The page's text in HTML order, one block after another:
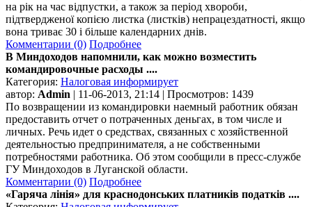
на рік на час відпустки, а також за період хвороби,
підтвердженої копією листка (листків) непрацездатності, якщо
вона триває 30 і більше календарних днів.
Комментарии (0) Подробнее
В Миндоходов напомнили, как можно возместить
командировочные расходы ....
Категория: Налоговая информирует
автор: Admin | 11-06-2013, 21:14 | Просмотров: 1439
По возвращении из командировки наемный работник обязан
предоставить отчет о потраченных деньгах, в том числе и
личных. Речь идет о средствах, связанных с хозяйственной
деятельностью предпринимателя, а не собственными
потребностями работника. Об этом сообщили в пресс-службе
ГУ Миндоходов в Луганской области.
Комментарии (0) Подробнее
«Гаряча лінія» для краснодонських платників податків ....